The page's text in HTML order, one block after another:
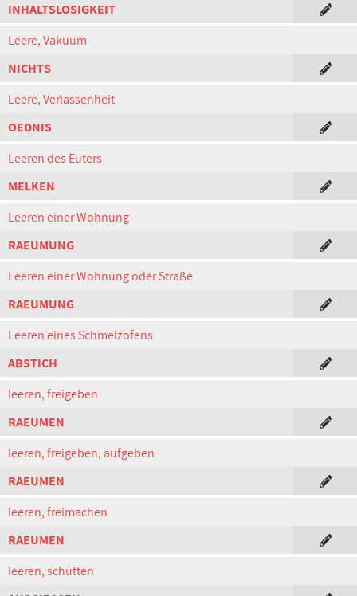
INHALTSLOSIGKEIT
Leere, Vakuum
NICHTS
Leere, Verlassenheit
OEDNIS
Leeren des Euters
MELKEN
Leeren einer Wohnung
RAEUMUNG
Leeren einer Wohnung oder Straße
RAEUMUNG
Leeren eines Schmelzofens
ABSTICH
leeren, freigeben
RAEUMEN
leeren, freigeben, aufgeben
RAEUMEN
leeren, freimachen
RAEUMEN
leeren, schütten